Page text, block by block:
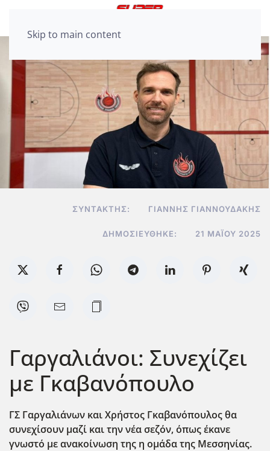
Skip to main content
ΣΥΝΤΆΚΤΗΣ: ΓΙΆΝΝΗΣ ΓΙΑΝΝΟΥΔΆΚΗΣ
ΔΗΜΟΣΙΕΎΘΗΚΕ: 21 ΜΑΪ́ΟΥ 2025
Γαργαλιάνοι: Συνεχίζει
με Γκαβανόπουλο
ΓΣ Γαργαλιάνων και Χρήστος Γκαβανόπουλος θα
συνεχίσουν μαζί και την νέα σεζόν, όπως έκανε
γνωστό με ανακοίνωση της η ομάδα της Μεσσηνίας.